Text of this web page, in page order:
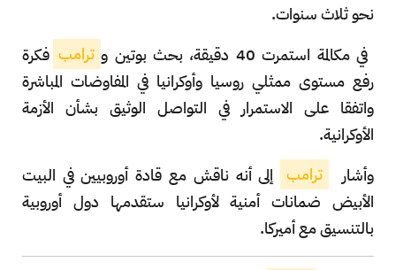
نحو ثلاث سنوات.
في مكالمة استمرت 40 دقيقة، بحث بوتين و
ترامب فكرة
رفع مستوى ممثلي روسيا وأوكرانيا في المفاوضات المباشرة
واتفقا على الاستمرار في التواصل الوثيق بشأن الأزمة
الأوكرانية.
وأشار
ترامب إلى أنه ناقش مع قادة أوروبيين في البيت
الأبيض ضمانات أمنية لأوكرانيا ستقدمها دول أوروبية
بالتنسيق مع أميركا.